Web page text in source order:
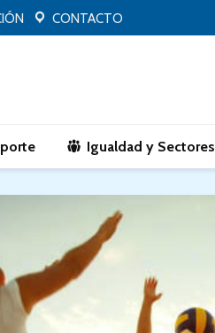
CONTACTO
Igualdad y Sectores